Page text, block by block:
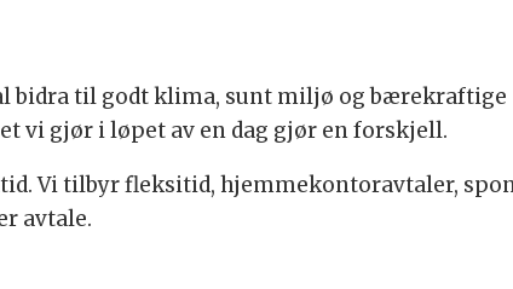
bidra til godt klima, sunt miljø og bærekraftige
vi gjør i løpet av en dag gjør en forskjell.
Vi tilbyr fleksitid, hjemmekontoravtaler,
avtale.